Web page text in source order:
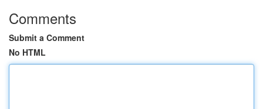
Comments
Submit a Comment
No HTML